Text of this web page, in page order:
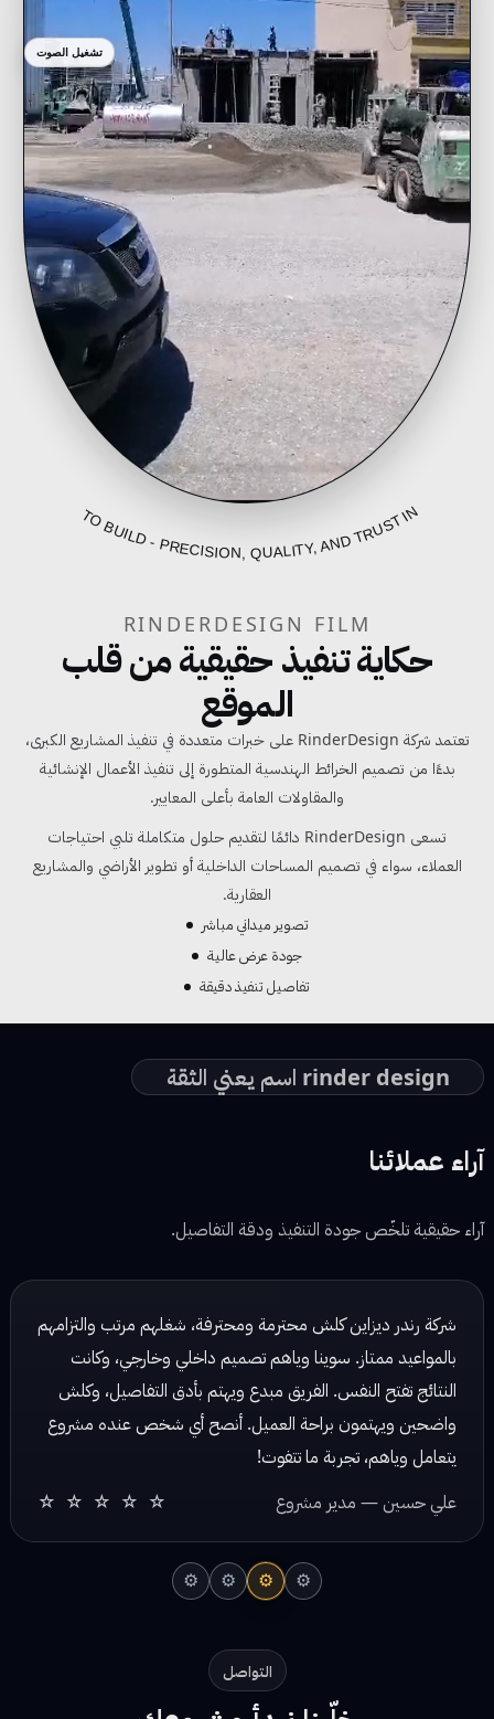
RINDERDESIGN FILM
حكاية تنفيذ حقيقية من قلب
الموقع
تعتمد شركة RinderDesign على خبرات متعددة في تنفيذ المشاريع الكبرى،
بدءًا من تصميم الخرائط الهندسية المتطورة إلى تنفيذ الأعمال الإنشائية
والمقاولات العامة بأعلى المعايير.
تسعى RinderDesign دائمًا لتقديم حلول متكاملة تلبي احتياجات
العملاء، سواء في تصميم المساحات الداخلية أو تطوير الأراضي والمشاريع
العقارية.
تصوير ميداني مباشر
جودة عرض عالية
تفاصيل تنفيذ دقيقة
تشغيل الصوت
FROM BLUEPRINT TO BUILD - PRECISION, QUALITY, AND TRUST IN EVERY PROJECT
rinder design اسم يعني الثقة
آراء عملائنا
آراء حقيقية تلخّص جودة التنفيذ ودقة التفاصيل.
شركة رندر ديزاين شغلهم مرتب وكلش احترافي، يهتمون بالتفاصيل
ويسلمون الشغل بالوقت المحدد. تعاملهم راقي والنتائج دائماً
ممتازة!
نور محمد — مصممة ديكور
☆ ☆ ☆ ☆ ☆
⚙
التواصل
خلّينا نبدأ مشروعك
ابعت لنا تفاصيل المشروع وسنرد عليك بأسرع وقت.